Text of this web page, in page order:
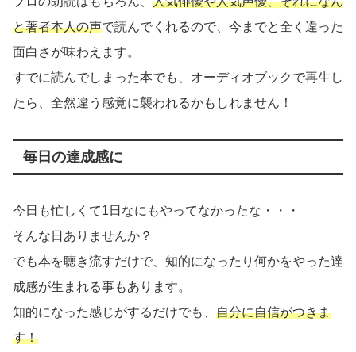
と著者本人の声で読んでくれるので、今までと全く違った
面白さが味わえます。
すでに読んでしまった本でも、オーディオブックで再生し
たら、全然違う感覚に襲われるかもしれません！
毎日の達成感に
今日も忙しくて1日なにもやってなかったな・・・
そんな日ありませんか？
でも本を聴き流すだけで、知的になったり何かをやった達
成感が生まれる事もあります。
知的になった感じがするだけでも、 自分に自信がつきま
す！